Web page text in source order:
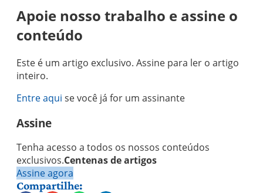
Apoie nosso trabalho e assine o
conteúdo
Este é um artigo exclusivo. Assine para ler o artigo
inteiro.
Entre aqui se você já for um assinante
Assine
Tenha acesso a todos os nossos conteúdos
exclusivos.Centenas de artigos
Assine agora
Compartilhe: